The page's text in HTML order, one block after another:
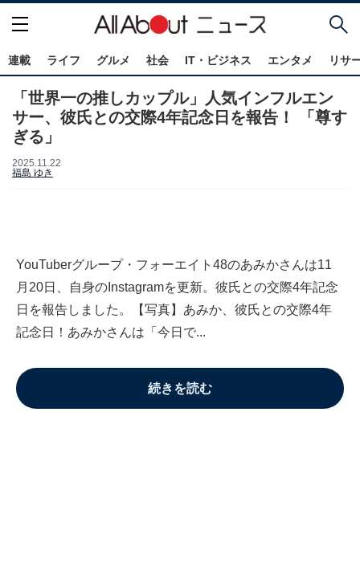
連載 ライフ グルメ 社会 IT・ビジネス エンタメ リサ
「世界一の推しカップル」人気インフルエン
サー、彼氏との交際4年記念日を報告！ 「尊す
ぎる」
2025.11.22
福島 ゆき
YouTuberグループ・フォーエイト48のあみかさんは11
月20日、自身のInstagramを更新。彼氏との交際4年記念
日を報告しました。【写真】あみか、彼氏との交際4年
記念日！あみかさんは「今日で...
続きを読む